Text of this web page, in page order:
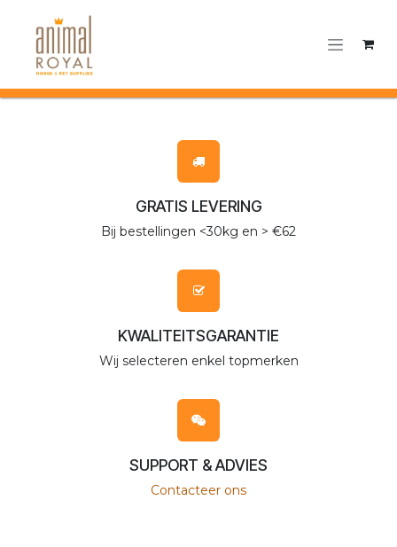
GRATIS LEVERING
Bij bestellingen <30kg en > €62
KWALITEITSGARANTIE
Wij selecteren enkel topmerken
SUPPORT & ADVIES
Contacteer ons